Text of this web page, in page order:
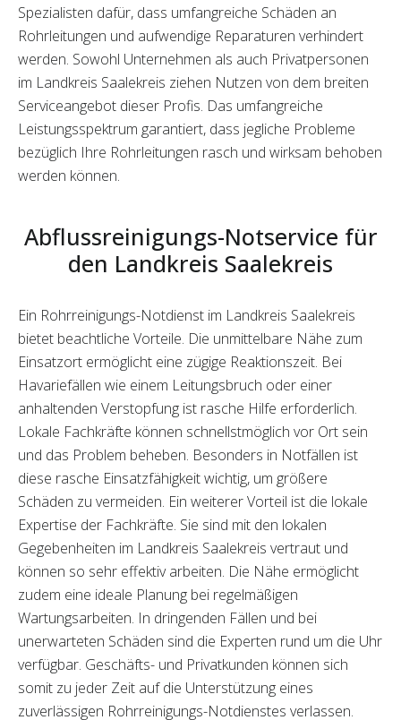
Spezialisten dafür, dass umfangreiche Schäden an
Rohrleitungen und aufwendige Reparaturen verhindert
werden. Sowohl Unternehmen als auch Privatpersonen
im Landkreis Saalekreis ziehen Nutzen von dem breiten
Serviceangebot dieser Profis. Das umfangreiche
Leistungsspektrum garantiert, dass jegliche Probleme
bezüglich Ihre Rohrleitungen rasch und wirksam behoben
werden können.
Abflussreinigungs-Notservice für
den Landkreis Saalekreis
Ein Rohrreinigungs-Notdienst im Landkreis Saalekreis
bietet beachtliche Vorteile. Die unmittelbare Nähe zum
Einsatzort ermöglicht eine zügige Reaktionszeit. Bei
Havariefällen wie einem Leitungsbruch oder einer
anhaltenden Verstopfung ist rasche Hilfe erforderlich.
Lokale Fachkräfte können schnellstmöglich vor Ort sein
und das Problem beheben. Besonders in Notfällen ist
diese rasche Einsatzfähigkeit wichtig, um größere
Schäden zu vermeiden. Ein weiterer Vorteil ist die lokale
Expertise der Fachkräfte. Sie sind mit den lokalen
Gegebenheiten im Landkreis Saalekreis vertraut und
können so sehr effektiv arbeiten. Die Nähe ermöglicht
zudem eine ideale Planung bei regelmäßigen
Wartungsarbeiten. In dringenden Fällen und bei
unerwarteten Schäden sind die Experten rund um die Uhr
verfügbar. Geschäfts- und Privatkunden können sich
somit zu jeder Zeit auf die Unterstützung eines
zuverlässigen Rohrreinigungs-Notdienstes verlassen.